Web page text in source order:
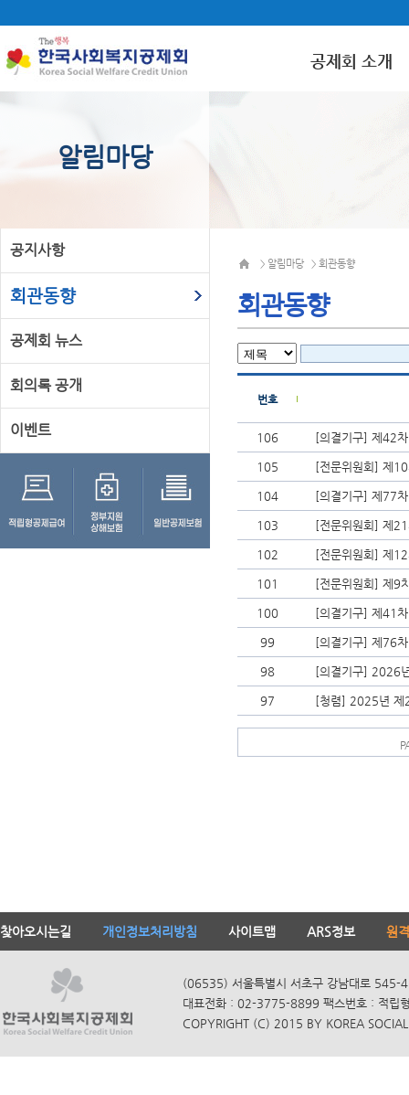
공제회 소개
알림마당
공지사항
회관동향
공제회 뉴스
회의록 공개
이벤트
> 알림마당 > 회관동향
회관동향
번호
106 [의결기구] 제42
105 [전문위원회] 제
104 [의결기구] 제77
103 [전문위원회] 제
102 [전문위원회] 제
101 [전문위원회] 제9
100 [의결기구] 제41
99 [의결기구] 제76
98 [의결기구] 2026
97 [청렴] 2025년 제
찾아오시는길 개인정보처리방침 사이트맵 ARS정보 원
(06535) 서울특별시 서초구 강남대로 545-
대표전화 : 02-3775-8899 팩스번호 : 적립
COPYRIGHT (C) 2015 BY KOREA SOCIAL